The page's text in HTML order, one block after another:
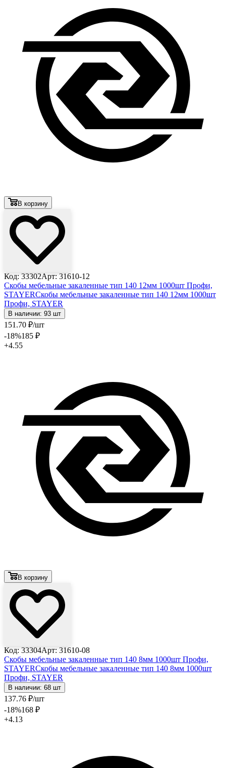
В корзину
Код: 33302Арт: 31610-12
Скобы мебельные закаленные тип 140 12мм 1000шт Профи,
STAYERСкобы мебельные закаленные тип 140 12мм 1000шт
Профи, STAYER
В наличии: 93 шт
151 .70 ₽/шт
-18%185 ₽
+4.55
В корзину
Код: 33304Арт: 31610-08
Скобы мебельные закаленные тип 140 8мм 1000шт Профи,
STAYERСкобы мебельные закаленные тип 140 8мм 1000шт
Профи, STAYER
В наличии: 68 шт
137.76 ₽/шт
-18%168 ₽
+4.13